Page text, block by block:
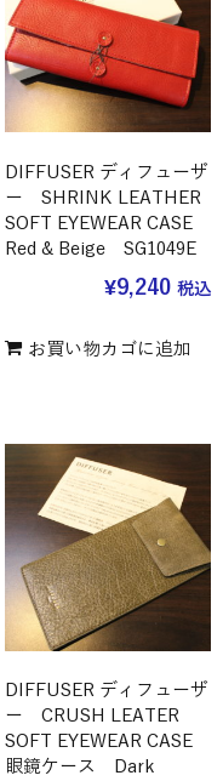
DIFFUSER ディフューザ
ー SHRINK LEATHER
SOFT EYEWEAR CASE
Red & Beige SG1049E
¥9,240 税込
お買い物カゴに追加
DIFFUSER ディフューザ
ー CRUSH LEATER
SOFT EYEWEAR CASE
眼鏡ケース Dark